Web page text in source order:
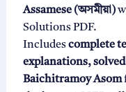
a
l
p
r
i
t
r
i
c
Assamese (অসমীয়া)
Solutions PDF.
Includescomplete
explanations,
Baichitramoy Asom